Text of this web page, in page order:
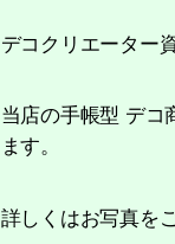
デコクリエーター
当店の手帳型 デコ
ます。
詳しくはお写真を